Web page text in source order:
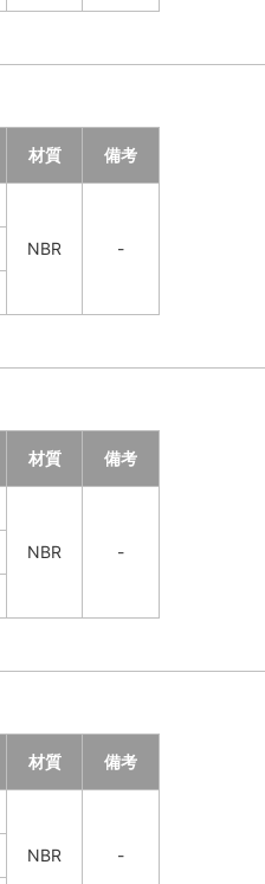
材質 備考
NBR -
材質 備考
NBR -
材質 備考
NBR -